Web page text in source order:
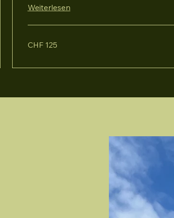
Weiterlesen
Schweizer
CHF 125